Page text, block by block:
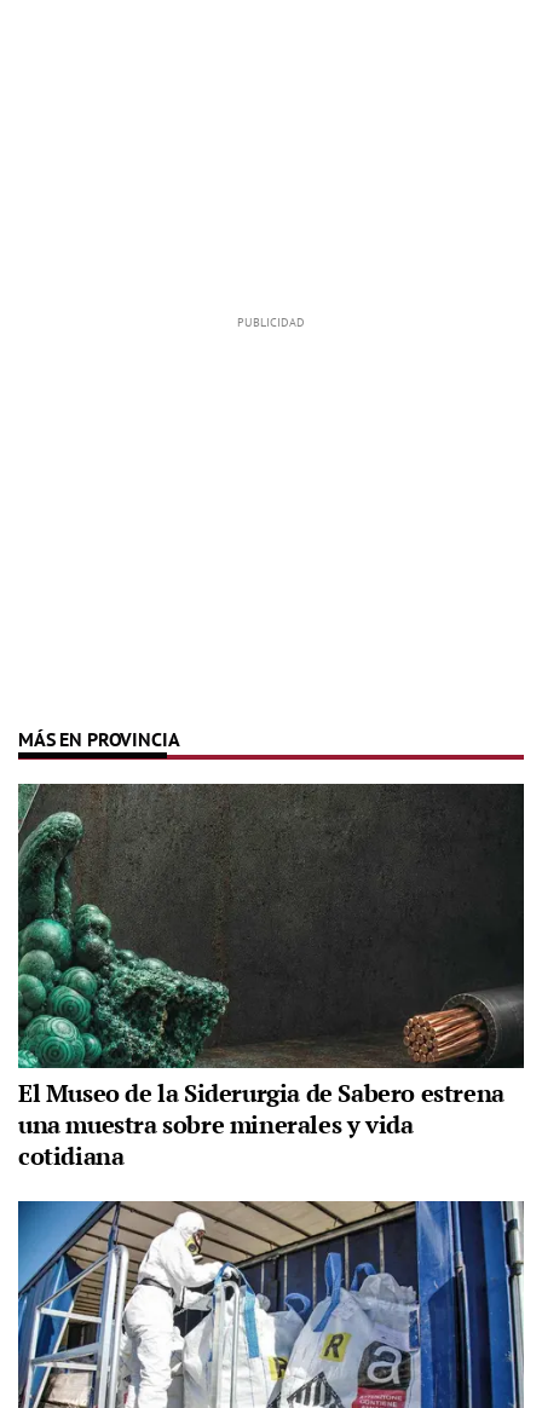
MÁS EN PROVINCIA
El Museo de la Siderurgia de Sabero estrena
una muestra sobre minerales y vida
cotidiana